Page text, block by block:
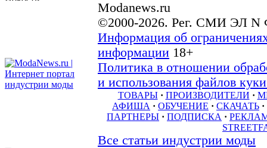
Modanews.ru
©2000-2026. Рег. СМИ ЭЛ N
Информация об
информации 18+
Политика в отношении
и использования файлов
ТОВАРЫ · ПРОИЗВОДИТЕЛИ ·
АФИША · ОБУЧЕНИЕ · СКАЧАТЬ ·
ПАРТНЕРЫ · ПОДПИСКА ·
Все статьи индустрии моды